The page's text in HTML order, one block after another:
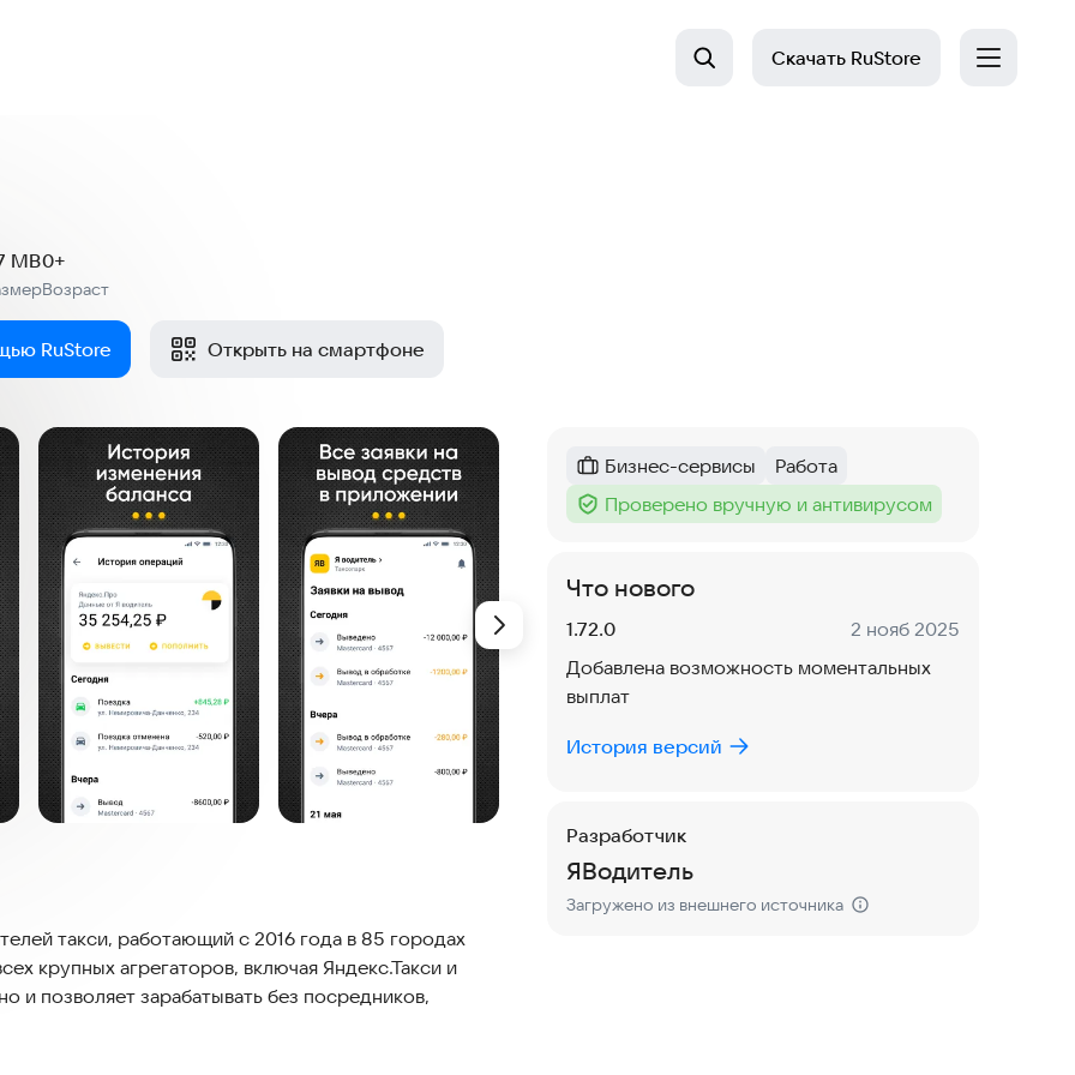
Скачать RuStore
MB
Возраст
0+
RuStore Открыть на смартфоне
такси, работающий с 2016 года в 85 городах
крупных агрегаторов, включая Яндекс.Такси и
и позволяет зарабатывать без посредников,
Категория:
Бизнес-сервисы
Тег:
Работа
Тег :
Проверено вручную и антивирусом
Что нового
Версия:
1.72.0 Дата:
2 нояб 2025
Добавлена возможность моментальных
выплат
История версий
Разработчик
ЯВодитель
Загружено из внешнего источника